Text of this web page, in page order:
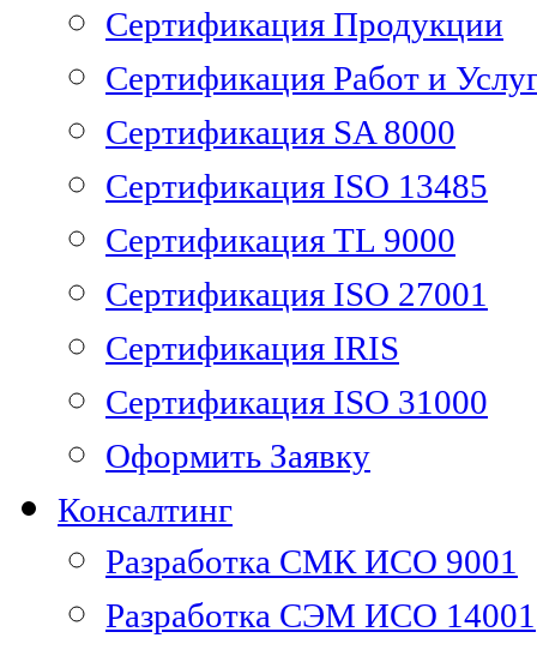
Сертификация Продукции
Сертификация Работ и
Сертификация SA 8000
Сертификация ISO 13485
Сертификация TL 9000
Сертификация ISO 27001
Сертификация IRIS
Сертификация ISO 31000
Оформить Заявку
Консалтинг
Разработка СМК ИСО 9001
Разработка СЭМ ИСО 14001